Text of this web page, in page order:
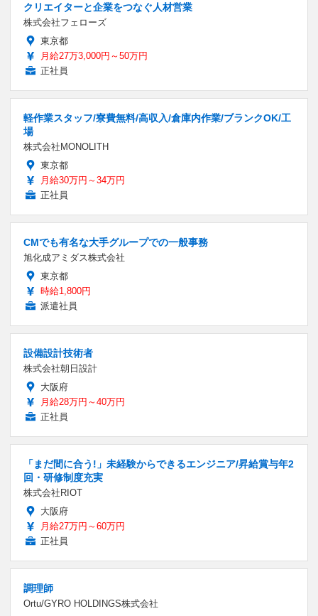
クリエイターと企業をつなぐ人材営業
株式会社フェローズ
東京都
月給27万3,000円～50万円
正社員
軽作業スタッフ/寮費無料/高収入/倉庫内作業/ブランクOK/工
場
株式会社MONOLITH
東京都
月給30万円～34万円
正社員
CMでも有名な大手グループでの一般事務
旭化成アミダス株式会社
東京都
時給1,800円
派遣社員
設備設計技術者
株式会社朝日設計
大阪府
月給28万円～40万円
正社員
「まだ間に合う!」未経験からできるエンジニア/昇給賞与年2
回・研修制度充実
株式会社RIOT
大阪府
月給27万円～60万円
正社員
調理師
Ortu/GYRO HOLDINGS株式会社